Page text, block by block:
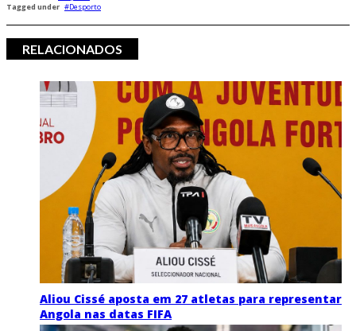
Tagged under
Desporto
RELACIONADOS
Aliou Cissé aposta em 27 atletas para representar
Angola nas datas FIFA